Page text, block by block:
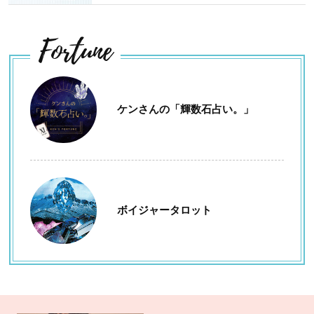
Fortune
ケンさんの「輝数石占い。」
ボイジャータロット